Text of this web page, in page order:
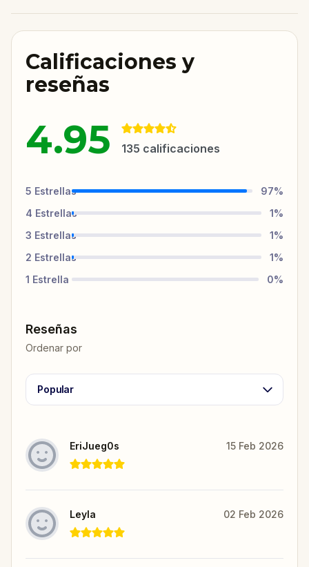
Calificaciones y
reseñas
4.95 135 calificaciones
5 Estrellas 97%
4 Estrellas 1%
3 Estrellas 1%
2 Estrellas 1%
1 Estrella 0%
Reseñas
Ordenar por
Popular
EriJueg0s 15 Feb 2026
Leyla 02 Feb 2026